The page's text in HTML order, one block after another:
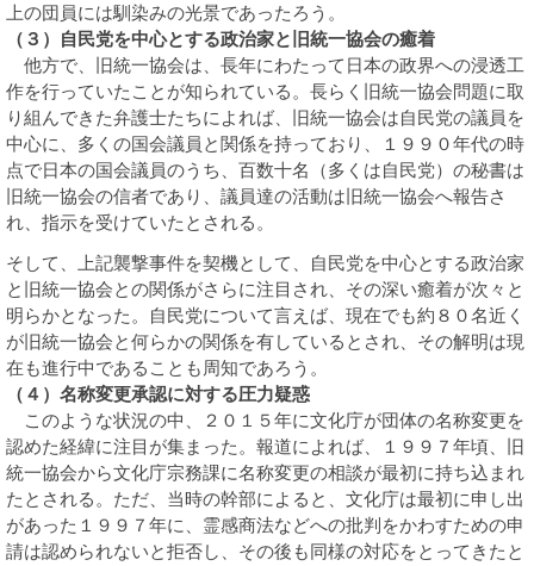
上の団員には馴染みの光景であったろう。
（３）自民党を中心とする政治家と旧統一協会の癒着
他方で、旧統一協会は、長年にわたって日本の政界への浸透工
作を行っていたことが知られている。長らく旧統一協会問題に取
り組んできた弁護士たちによれば、旧統一協会は自民党の議員を
中心に、多くの国会議員と関係を持っており、１９９０年代の時
点で日本の国会議員のうち、百数十名（多くは自民党）の秘書は
旧統一協会の信者であり、議員達の活動は旧統一協会へ報告さ
れ、指示を受けていたとされる。
そして、上記襲撃事件を契機として、自民党を中心とする政治家
と旧統一協会との関係がさらに注目され、その深い癒着が次々と
明らかとなった。自民党について言えば、現在でも約８０名近く
が旧統一協会と何らかの関係を有しているとされ、その解明は現
在も進行中であることも周知であろう。
（４）名称変更承認に対する圧力疑惑
このような状況の中、２０１５年に文化庁が団体の名称変更を
認めた経緯に注目が集まった。報道によれば、１９９７年頃、旧
統一協会から文化庁宗務課に名称変更の相談が最初に持ち込まれ
たとされる。ただ、当時の幹部によると、文化庁は最初に申し出
があった１９９７年に、霊感商法などへの批判をかわすための申
請は認められないと拒否し、その後も同様の対応をとってきたと